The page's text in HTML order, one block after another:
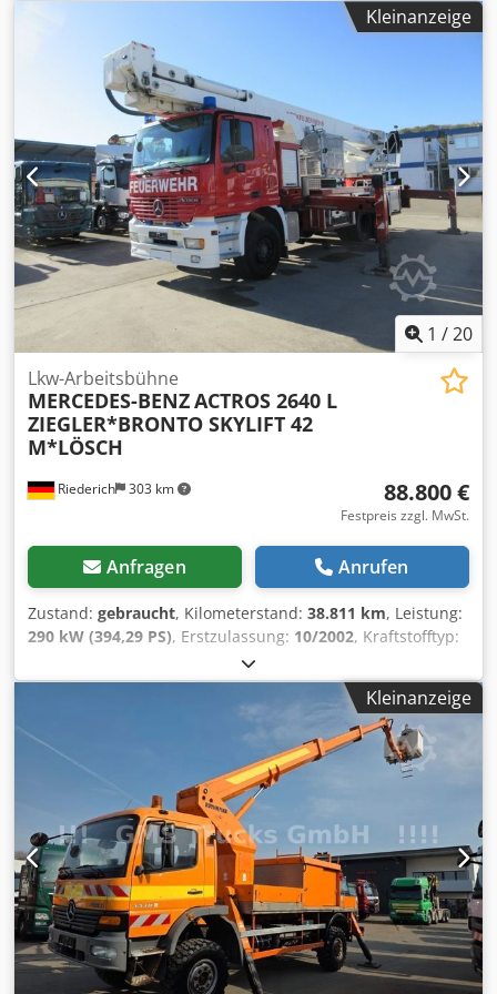
Drehleiter * 3 Sitzplätze * Halbautomatik * 100Kmh * CD
Radio * Blattfederung ----Interne Fahrzeugnummer: 11547-
----Irrtümer&Zwischenverkauf vorbehalten WhatsApp-
Support verfügbar! Bei Fragen zum Fahrzeug oder für
weitere Infos schreiben Sie uns gerne bequem per
WhatsApp Whatsapp Dsdpfxjxy Egys Amvekr Whatsapp
Kleinanzeige
1 /20
Riederich 303 km
Lkw-Arbeitsbühne
MERCEDES-BENZACTROS 2640 L
ZIEGLER*BRONTO SKYLIFT 42
M*LÖSCH
88.800 €
Festpreis zzgl. MwSt.
Anfragen Anrufen
Zustand: gebraucht, Kilometerstand: 38.811 km, Leistung:
290 kW (394,29 PS), Erstzulassung: 10/2002, Kraftstofftyp:
26.000 kg
Achsen, Farbe:Rot, Getriebetyp:Halbautomatisch,
, Baujahr: 2002
, Ausstattung:
Elektronisches Stabilitätsprogramm (ESP), * ACTROS 2640
L LÖSCHFAHRZEUG * ZIEGLER TMB F42 RL
FEUERLÖSCHPUMPE * BRONTO SKYLIFT F42 AG SCHWEIZ-
815 Rümlang * Arbeitshöhe max. 42 m + seitliche
Reichweite 21,20 m * KORBLAST 400 kg für max. 4
Personen * ehemaliges Fahrzeug der DAIMLER AG
WERKSFEUERWEHR * Fahrzeug-Nr. für Kundenanfragen:
3259 * Telligent-Nachlaufachse, hydraulisch gelenkt *
Luftfederung Hinterachse * Differentialsperre Hinterachse
* Telligent-Wankregelung * Telligent-Bremssystem mit ABS
und ASR * Vorderachse luftgefedert * Fahrer-Standard-
Schwingsitz, Isringhausen * Beifahrer-Standard-
Kleinanzeige